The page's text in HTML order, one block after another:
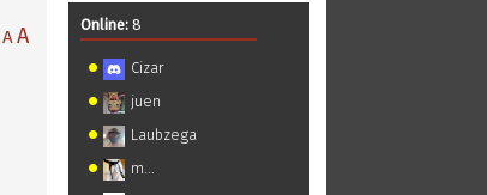
AA
Online:8
Cizar
juen
Laubzega
m...